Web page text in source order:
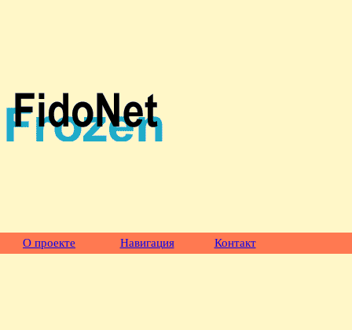
О проекте Навигация Контакт